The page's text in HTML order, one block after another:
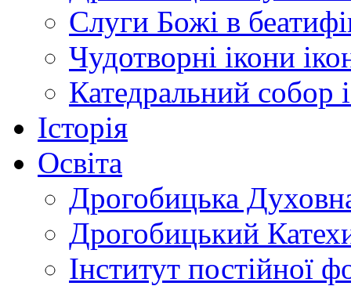
Слуги Божі в
Чудотворні ікони
Катедральний собор
Історія
Освіта
Дрогобицька
Дрогобицький
Інститут постійної